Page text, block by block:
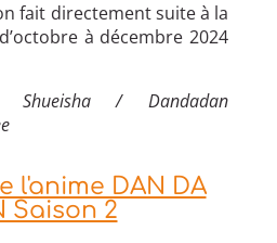
fait directement suite à la
à décembre 2024
Shueisha / Dandadan
l'anime DAN DA
Saison 2